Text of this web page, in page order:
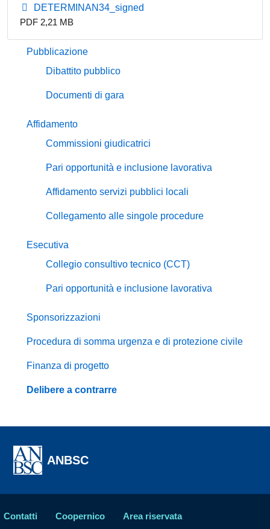
DETERMINAN34_signed
PDF 2,21 MB
Pubblicazione
Dibattito pubblico
Documenti di gara
Affidamento
Commissioni giudicatrici
Pari opportunità e inclusione lavorativa
Affidamento servizi pubblici locali
Collegamento alle singole procedure
Esecutiva
Collegio consultivo tecnico (CCT)
Pari opportunità e inclusione lavorativa
Sponsorizzazioni
Procedura di somma urgenza e di protezione civile
Finanza di progetto
Delibere a contrarre
ANBSC
Contatti Coopernico Area riservata